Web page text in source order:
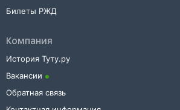
Билеты РЖД
Компания
История Туту.ру
Вакансии
Обратная связь